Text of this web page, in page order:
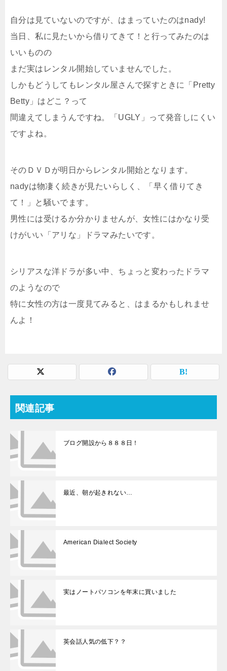
自分は見ていないのですが、はまっていたのはnady!
当日、私に見たいから借りてきて！と行ってみたのは
いいものの
まだ実はレンタル開始していませんでした。
しかもどうしてもレンタル屋さんで探すときに「Pretty
Betty」はどこ？って
間違えてしまうんですね。「UGLY」って発音しにくい
ですよね。
そのＤＶＤが明日からレンタル開始となります。
nadyは物凄く続きが見たいらしく、「早く借りてき
て！」と騒いでます。
男性には受けるか分かりませんが、女性にはかなり受
けがいい「アリな」ドラマみたいです。
シリアスな洋ドラが多い中、ちょっと変わったドラマ
のようなので
特に女性の方は一度見てみると、はまるかもしれませ
んよ！
関連記事
ブログ開設から８８８日！
最近、朝が起きれない…
American Dialect Society
実はノートパソコンを年末に買いました
英会話人気の低下？？